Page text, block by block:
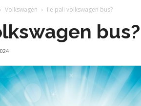
Volkswagen Ile pali volkswagen bus?
bus?